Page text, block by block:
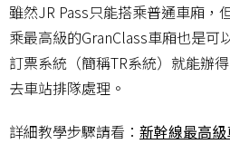
雖然JR Pass只能搭乘普通車廂，
乘最高級的GranClass車廂也是可
訂票系統（簡稱TR系統）就能辦
去車站排隊處理。
詳細教學步驟請看： 新幹線最高